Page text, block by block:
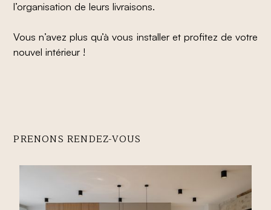
l’organisation de leurs livraisons.
Vous n’avez plus qu’à vous installer et profitez de votre
nouvel intérieur !
PRENONS RENDEZ-VOUS